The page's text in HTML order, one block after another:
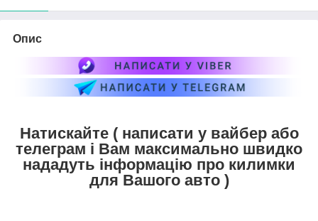
Опис
Натискайте ( написати у вайбер або
телеграм і Вам максимально швидко
нададуть інформацію про килимки
для Вашого авто )